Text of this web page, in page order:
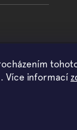
Více informací
práva